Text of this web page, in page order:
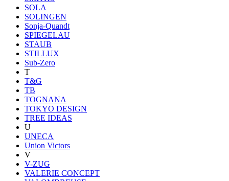
SOLA
SOLINGEN
Sonja-Quandt
SPIEGELAU
STAUB
STILLUX
Sub-Zero
T
T&G
TB
TOGNANA
TOKYO DESIGN
TREE IDEAS
U
UNECA
Union Victors
V
V-ZUG
VALERIE CONCEPT